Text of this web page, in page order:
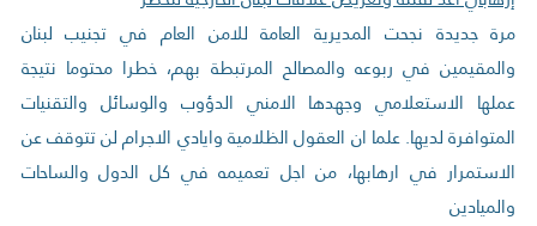
مرة جديدة نجحت المديرية العامة للامن العام في تجنيب لبنان
والمقيمين في ربوعه والمصالح المرتبطة بهم، خطرا محتوما نتيجة
عملها الاستعلامي وجهدها الامني الدؤوب والوسائل والتقنيات
المتوافرة لديها. علما ان العقول الظلامية وايادي الاجرام لن تتوقف عن
الاستمرار في ارهابها، من اجل تعميمه في كل الدول والساحات
والميادين